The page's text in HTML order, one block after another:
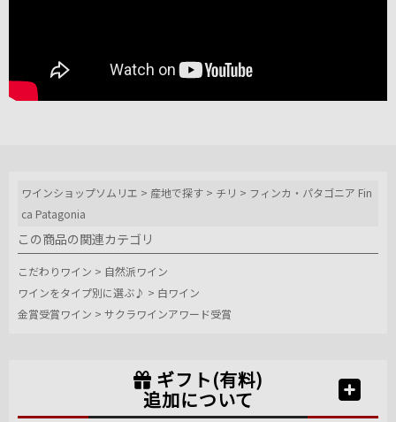
ワインショップソムリエ > 産地で探す > チリ > フィンカ・パタゴニア Fin
ca Patagonia
この商品の関連カテゴリ
こだわりワイン > 自然派ワイン
ワインをタイプ別に選ぶ♪ > 白ワイン
金賞受賞ワイン > サクラワインアワード受賞
ギフト(有料)
追加について